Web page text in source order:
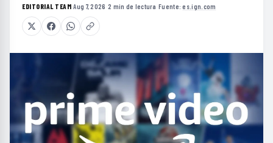
EDITORIAL TEAM·Aug 7, 2026 ·2 min de lectura ·Fuente:es.ign.com